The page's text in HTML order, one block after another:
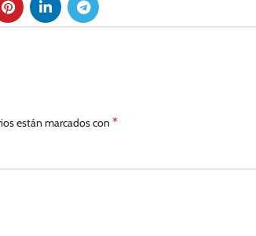
están marcados con *